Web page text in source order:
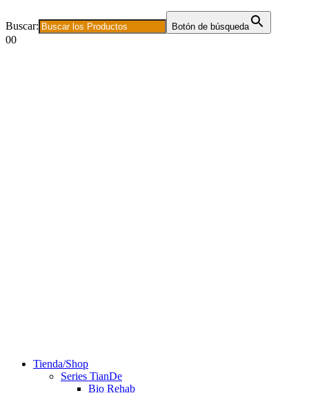
Buscar: Botón de búsqueda
00
Tienda/Shop
Series TianDe
Bio Rehab